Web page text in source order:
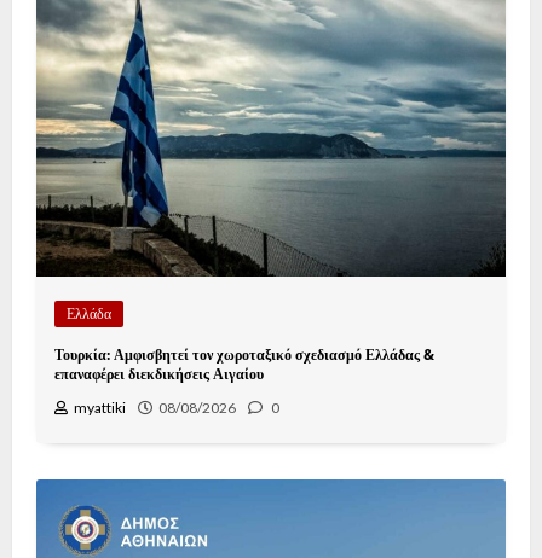
Ελλάδα
Τουρκία: Αμφισβητεί τον χωροταξικό σχεδιασμό Ελλάδας &
επαναφέρει διεκδικήσεις Αιγαίου
myattiki 08/08/2026 0